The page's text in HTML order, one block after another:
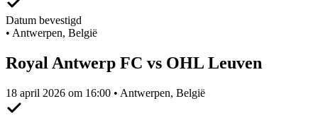
Datum bevestigd
• Antwerpen, België
Royal Antwerp FC vs OHL Leuven
18 april 2026 om 16:00 • Antwerpen, België